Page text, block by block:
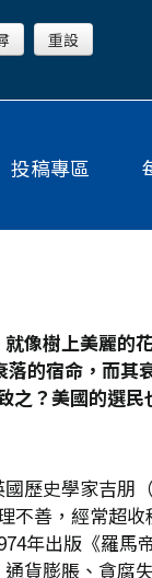
投稿專區
像樹上美麗的
的宿命，而其
之？美國的選民
歷史學家吉
不善，經常超
年出版《羅馬
貨膨脹、貪腐